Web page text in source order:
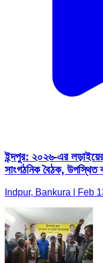
ইন্দপুর: ২০২৬-এর
সাংগঠনিক বৈঠক, উপস্থিত
Indpur, Bankura | Feb